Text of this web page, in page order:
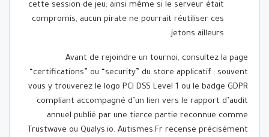
cette session de jeu; ainsi même si le serveur était
compromis, aucun pirate ne pourrait réutiliser ces
jetons ailleurs.
Avant de rejoindre un tournoi, consultez la page
“certifications” ou “security” du store applicatif ; souvent
vous y trouverez le logo PCI DSS Level 1 ou le badge GDPR
compliant accompagné d’un lien vers le rapport d’audit
annuel publié par une tierce partie reconnue comme
Trustwave ou Qualys.io. Autismes.Fr recense précisément